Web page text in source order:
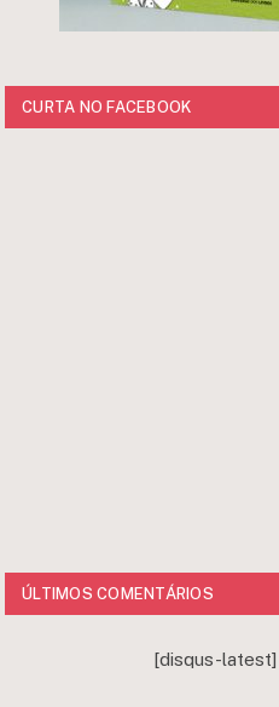
CURTA NO FACEBOOK
ÚLTIMOS COMENTÁRIOS
[disqus-latest]